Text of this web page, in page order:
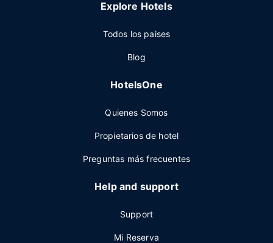
Explore Hotels
Todos los paises
Blog
HotelsOne
Quienes Somos
Propietarios de hotel
Preguntas más frecuentes
Help and support
Support
Mi Reserva